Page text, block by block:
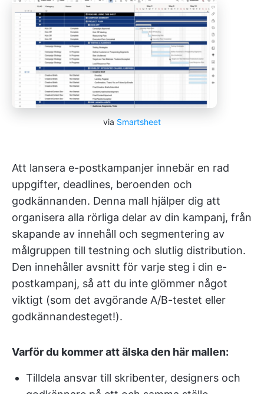
via Smartsheet
Att lansera e-postkampanjer innebär en rad
uppgifter, deadlines, beroenden och
godkännanden. Denna mall hjälper dig att
organisera alla rörliga delar av din kampanj, från
skapande av innehåll och segmentering av
målgruppen till testning och slutlig distribution.
Den innehåller avsnitt för varje steg i din e-
postkampanj, så att du inte glömmer något
viktigt (som det avgörande A/B-testet eller
godkännandesteget!).
Varför du kommer att älska den här mallen:
Tilldela ansvar till skribenter, designers och